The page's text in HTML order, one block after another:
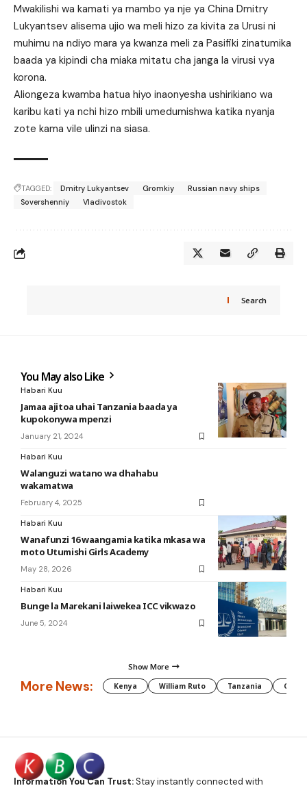
Mwakilishi wa kamati ya mambo ya nje ya China Dmitry
Lukyantsev alisema ujio wa meli hizo za kivita za Urusi ni
muhimu na ndiyo mara ya kwanza meli za Pasifiki zinatumika
baada ya kipindi cha miaka mitatu cha janga la virusi vya
korona.
Aliongeza kwamba hatua hiyo inaonyesha ushirikiano wa
karibu kati ya nchi hizo mbili umedumishwa katika nyanja
zote kama vile ulinzi na siasa.
TAGGED: Dmitry Lukyantsev Gromkiy
Russian navy ships
Sovershenniy
Vladivostok
Search
You May also Like
Habari Kuu
Jamaa ajitoa uhai Tanzania baada ya
kupokonywa mpenzi
January 21, 2024
Habari Kuu
Walanguzi watano wa dhahabu
wakamatwa
February 4, 2025
Habari Kuu
Wanafunzi 16 waangamia katika mkasa wa
moto Utumishi Girls Academy
May 28, 2026
Habari Kuu
Bunge la Marekani laiwekea ICC vikwazo
June 5, 2024
Show More
More News: Kenya William Ruto Tanzania CAF
Information You Can Trust:Stay instantly connected with